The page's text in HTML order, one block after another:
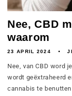
Nee, CBD
waarom
23 APRIL 2024
Nee, van CBD word
wordt geëxtraheerd
cannabis te